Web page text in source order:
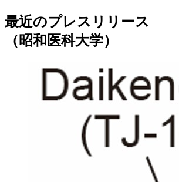
最近のプレスリリース
（昭和医科大学）